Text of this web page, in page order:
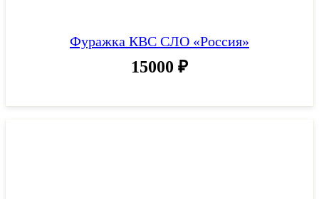
Фуражка КВС СЛО «Россия»
15000 ₽